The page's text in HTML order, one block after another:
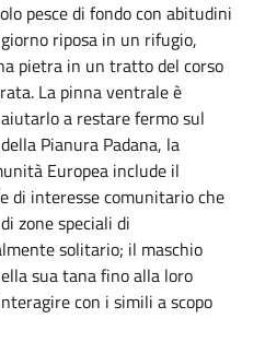
pesce di fondo con abitudini
riposa in un rifugio,
pietra in un tratto del corso
La pinna ventrale è
a restare fermo sul
Pianura Padana, la
Europea include il
di interesse comunitario che
zone speciali di
solitario; il maschio
sua tana fino alla loro
con i simili a scopo